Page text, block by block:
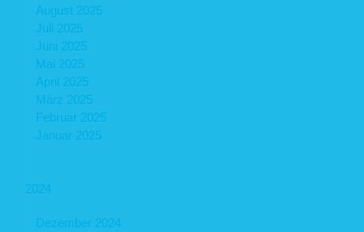
August 2025
Juli 2025
Juni 2025
Mai 2025
April 2025
März 2025
Februar 2025
Januar 2025
2024
Dezember 2024